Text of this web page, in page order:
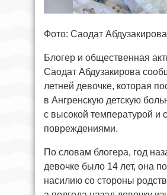
Фото: Саодат
Блогер и общественная
Саодат Абдузакирова
летней девочке, которая
в Ангренскую детскую
с высокой температурой и
повреждениями.
По словам блогера, год
девочке было 14 лет, она
насилию со стороны